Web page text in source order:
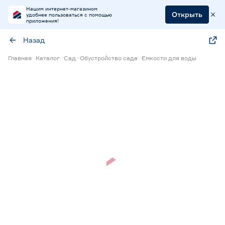
Нашим интернет-магазином
удобнее пользоваться с помощью
приложения!
Открыть
Назад
Главная Каталог Сад Обустройство сада Емкости для воды